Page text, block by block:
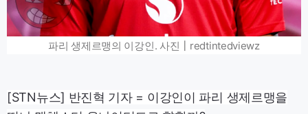
파리 생제르맹의 이강인. 사진┃redtintedviewz
[STN뉴스] 반진혁 기자 = 이강인이 파리 생제르맹을